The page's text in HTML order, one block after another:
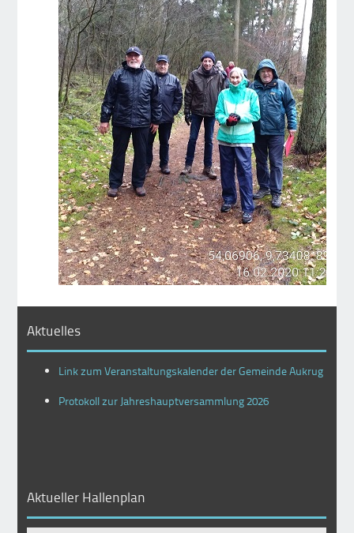
Aktuelles
Link zum Veranstaltungskalender der Gemeinde Aukrug
Protokoll zur Jahreshauptversammlung 2026
Aktueller Hallenplan